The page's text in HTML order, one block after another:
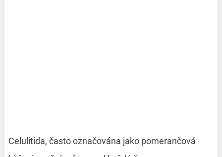
Celulitida, často označována jako pomerančová